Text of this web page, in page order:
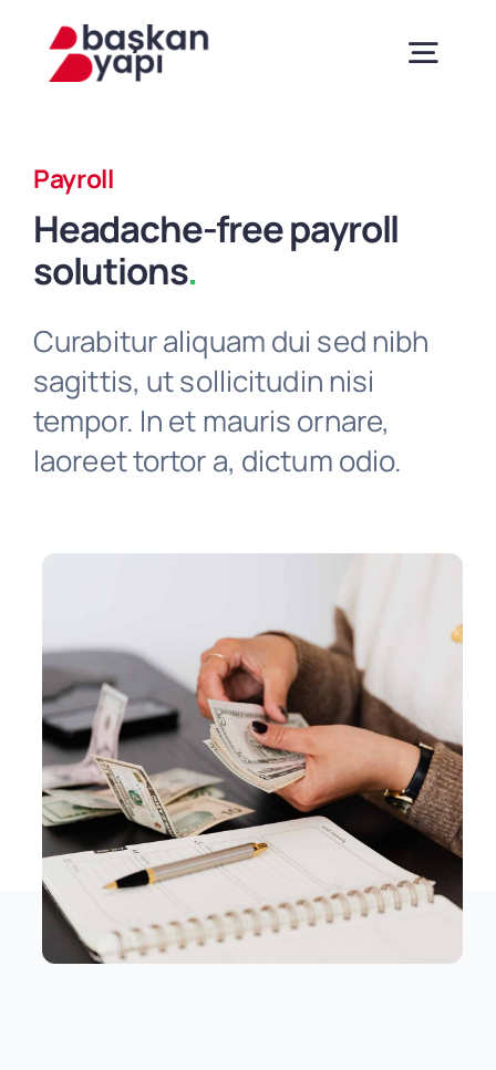
Hakkımızda
Sertifikalar
Danışmanlık
Bilgi
İletişim
Payroll
Headache-free payroll
solutions.
Curabitur aliquam dui sed nibh
sagittis, ut sollicitudin nisi
tempor. In et mauris ornare,
laoreet tortor a, dictum odio.